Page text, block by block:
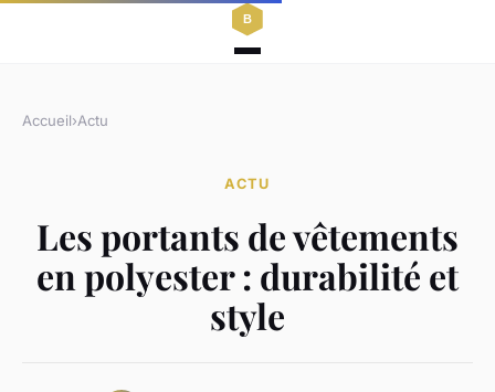
Accueil›Actu
ACTU
Les portants de vêtements
en polyester : durabilité et
style